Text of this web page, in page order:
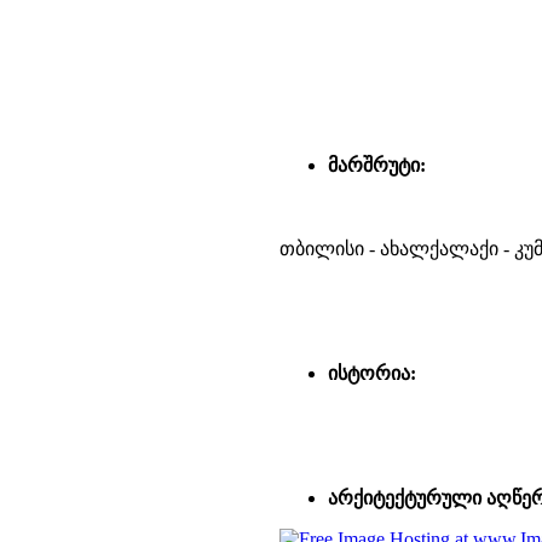
მარშრუტი:
თბილისი - ახალქალაქი -
ისტორია:
არქიტექტურული